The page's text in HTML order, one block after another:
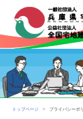
トップページ > プライバシーポ